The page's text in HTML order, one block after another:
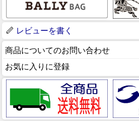
レビューを書く
商品についてのお問い合わせ
お気に入りに登録